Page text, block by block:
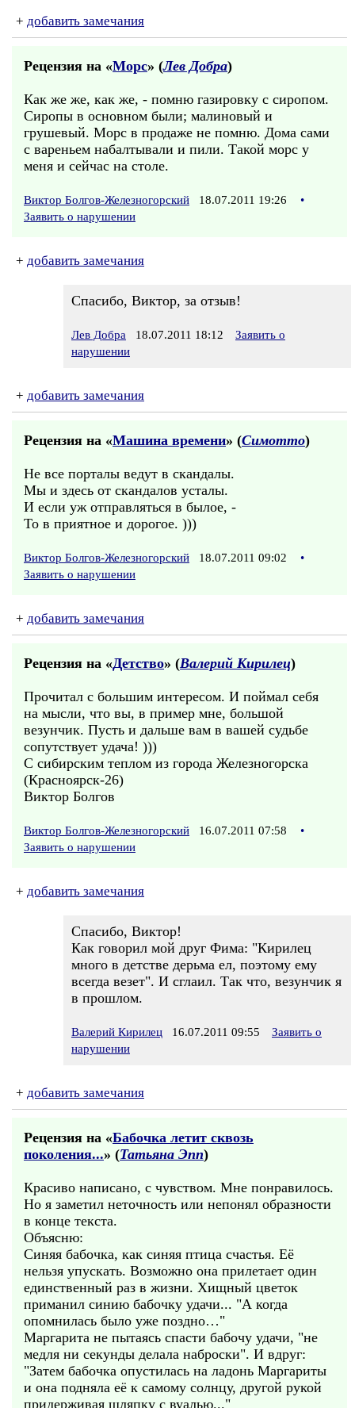
+ добавить замечания
Рецензия на «Морс» (Лев Добра)
Как же же, как же, - помню газировку с сиропом.
Сиропы в основном были; малиновый и
грушевый. Морс в продаже не помню. Дома сами
с вареньем набалтывали и пили. Такой морс у
меня и сейчас на столе.
Виктор Болгов-Железногорский 18.07.2011 19:26
•
Заявить о нарушении
+ добавить замечания
Спасибо, Виктор, за отзыв!
Лев Добра 18.07.2011 18:12
Заявить о
нарушении
+ добавить замечания
Рецензия на «Машина времени» (Симотто)
Не все порталы ведут в скандалы.
Мы и здесь от скандалов усталы.
И если уж отправляться в былое, -
То в приятное и дорогое. )))
Виктор Болгов-Железногорский 18.07.2011 09:02
•
Заявить о нарушении
+ добавить замечания
Рецензия на «Детство» (Валерий Кирилец)
Прочитал с большим интересом. И поймал себя
на мысли, что вы, в пример мне, большой
везунчик. Пусть и дальше вам в вашей судьбе
сопутствует удача! )))
С сибирским теплом из города Железногорска
(Красноярск-26)
Виктор Болгов
Виктор Болгов-Железногорский 16.07.2011 07:58
•
Заявить о нарушении
+ добавить замечания
Спасибо, Виктор!
Как говорил мой друг Фима: "Кирилец
много в детстве дерьма ел, поэтому ему
всегда везет". И сглаил. Так что, везунчик я
в прошлом.
Валерий Кирилец 16.07.2011 09:55
Заявить о
нарушении
+ добавить замечания
Рецензия на «Бабочка летит сквозь
поколения...» (Татьяна Эпп)
Красиво написано, с чувством. Мне понравилось.
Но я заметил неточность или непонял образности
в конце текста.
Объясню:
Синяя бабочка, как синяя птица счастья. Её
нельзя упускать. Возможно она прилетает один
единственный раз в жизни. Хищный цветок
приманил синию бабочку удачи... "А когда
опомнилась было уже поздно…"
Маргарита не пытаясь спасти бабочу удачи, "не
медля ни секунды делала наброски". И вдруг:
"Затем бабочка опустилась на ладонь Маргариты
и она подняла её к самому солнцу, другой рукой
придерживая шляпку с вуалью..."